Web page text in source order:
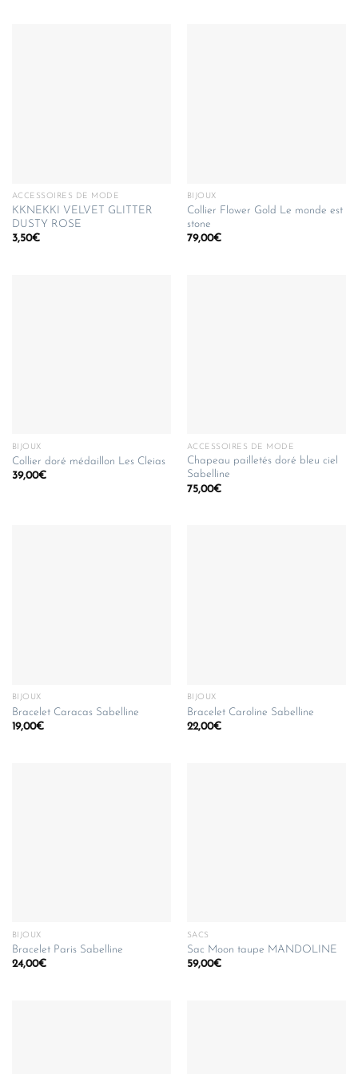
ACCESSOIRES DE MODE
KKNEKKI VELVET GLITTER
DUSTY ROSE
3,50€
BIJOUX
Collier Flower Gold Le monde est
stone
79,00€
BIJOUX
Collier doré médaillon Les Cleias
39,00€
ACCESSOIRES DE MODE
Chapeau pailletés doré bleu ciel
Sabelline
75,00€
BIJOUX
Bracelet Caracas Sabelline
19,00€
BIJOUX
Bracelet Caroline Sabelline
22,00€
BIJOUX
Bracelet Paris Sabelline
24,00€
SACS
Sac Moon taupe MANDOLINE
59,00€